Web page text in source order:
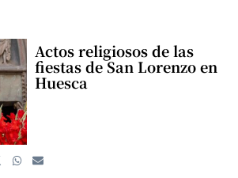
Actos religiosos de las
fiestas de San Lorenzo en
Huesca